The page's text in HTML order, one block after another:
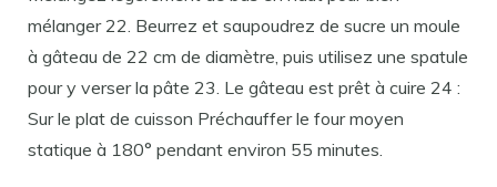
mélanger 22. Beurrez et saupoudrez de sucre un moule
à gâteau de 22 cm de diamètre, puis utilisez une spatule
pour y verser la pâte 23. Le gâteau est prêt à cuire 24 :
Sur le plat de cuisson Préchauffer le four moyen
statique à 180° pendant environ 55 minutes.